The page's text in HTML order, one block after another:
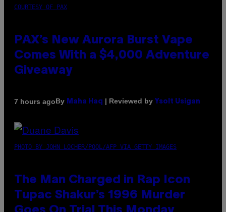
COURTESY OF PAX
PAX’s New Aurora Burst Vape
Comes With a $4,000 Adventure
Giveaway
7 hours agoBy Maha Haq | Reviewed by Ysolt Usigan
PHOTO BY JOHN LOCHER/POOL/AFP VIA GETTY IMAGES
The Man Charged in Rap Icon
Tupac Shakur’s 1996 Murder